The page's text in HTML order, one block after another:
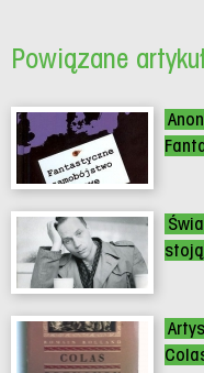
Powiązane